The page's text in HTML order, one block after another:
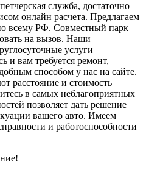
служба, достаточно
онлайн расчета. Предлагаем
всему РФ. Совместный парк
на вызов. Наши
услуги
и вам требуется ремонт,
способом у нас на сайте.
расстояние и стоимость
в самых неблагоприятных
позволяет дать решение
вашего авто. Имеем
и работоспособности